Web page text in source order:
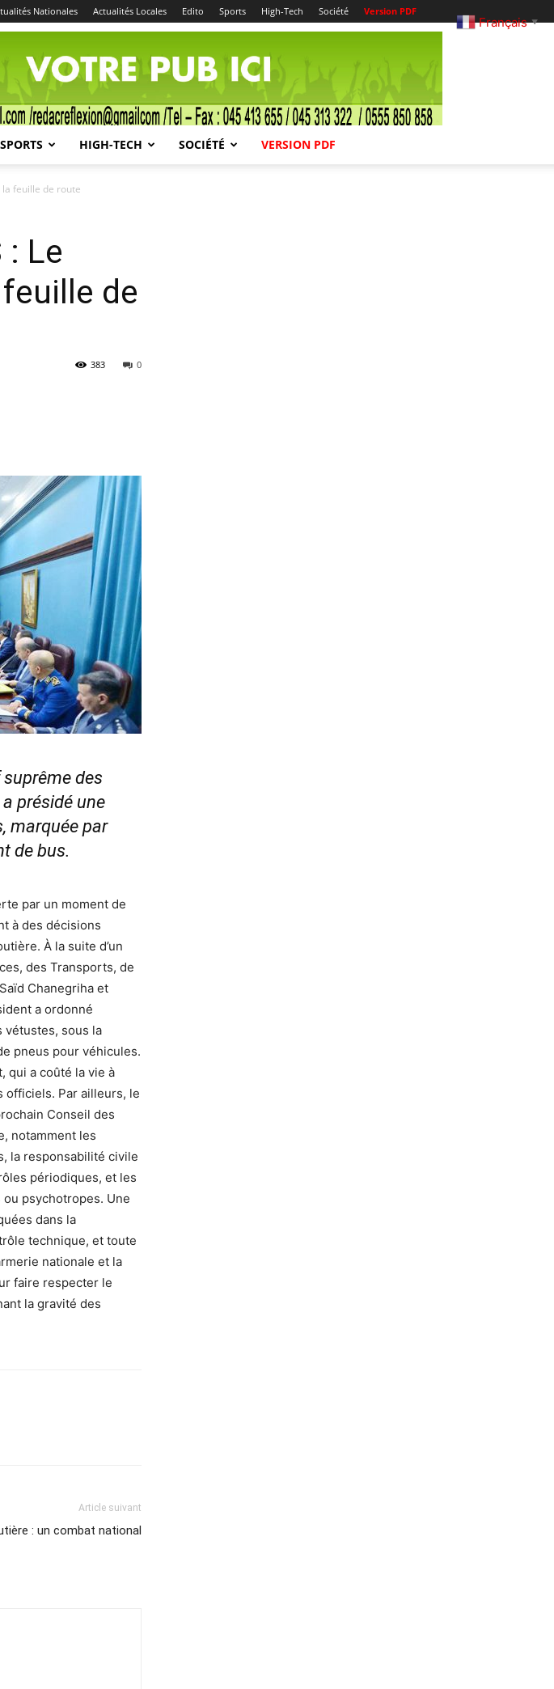
Nationales Actualités Locales Edito Sports High-Tech Société Version PDF
SPORTS HIGH-TECH SOCIÉTÉ VERSION PDF
la feuille de route
: Le
de
0
383
des
présidé une
marquée par
de bus.
par un moment de
à des décisions
À la suite d’un
des Transports, de
Chanegriha et
a ordonné
vétustes, sous la
pneus pour véhicules.
qui a coûté la vie à
officiels. Par ailleurs, le
Conseil des
notamment les
la responsabilité civile
périodiques, et les
psychotropes. Une
dans la
technique, et toute
nationale et la
faire respecter le
la gravité des
Article suivant
: un combat national
Français ▼